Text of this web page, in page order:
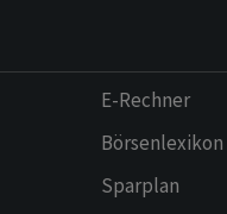
E-Rechner
Börsenlexikon
Sparplan